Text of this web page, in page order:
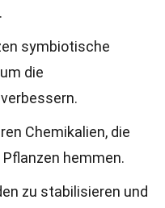
symbiotische
die
Chemikalien, die
hemmen.
zu stabilisieren und